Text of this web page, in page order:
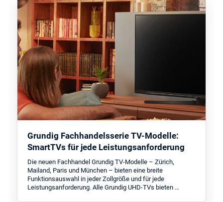
Grundig Fachhandelsserie TV-Modelle:
SmartTVs für jede Leistungsanforderung
Die neuen Fachhandel Grundig TV-Modelle – Zürich,
Mailand, Paris und München – bieten eine breite
Funktionsauswahl in jeder Zollgröße und für jede
Leistungsanforderung. Alle Grundig UHD-TVs bieten …